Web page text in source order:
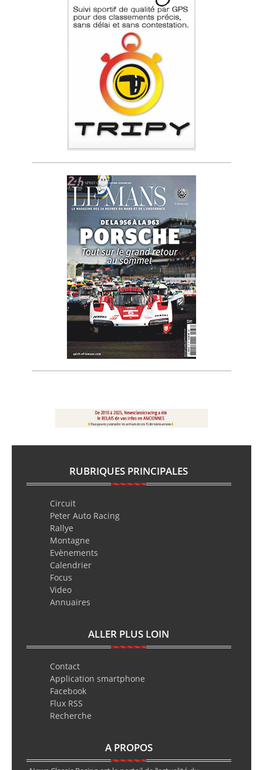
RUBRIQUES PRINCIPALES
Circuit
Peter Auto Racing
Rallye
Montagne
Evènements
Calendrier
Focus
Video
Annuaires
ALLER PLUS LOIN
Contact
Application smartphone
Facebook
Flux RSS
Recherche
A PROPOS